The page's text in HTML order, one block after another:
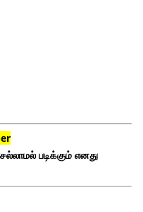
படிக்கும் எனது